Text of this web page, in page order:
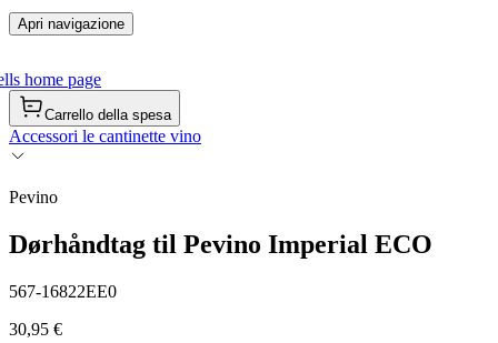
Apri navigazione
home page
Carrello della spesa
Accessori le cantinette vino
Pevino
Dørhåndtag til Pevino Imperial ECO
567-16822EE0
30,95 €